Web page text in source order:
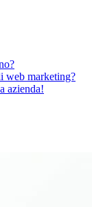
web marketing?
azienda!